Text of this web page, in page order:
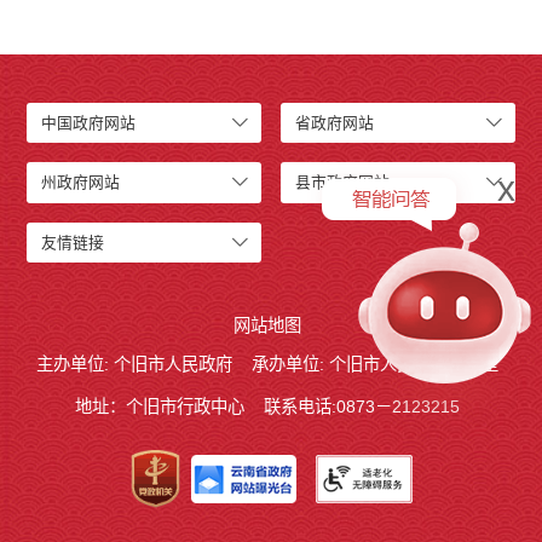
中国政府网站 省政府网站
州政府网站 县市政府网站
友情链接
网站地图
主办单位: 个旧市人民政府
承办单位: 个旧市人民政府办公室
地址：个旧市行政中心 联系电话:0873－2123215
x